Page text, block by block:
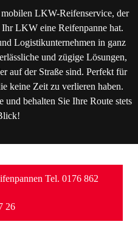
LKW-Reifenservice, der
LKW eine Reifenpanne hat.
Logistikunternehmen in ganz
und zügige Lösungen,
auf der Straße sind. Perfekt für
keine Zeit zu verlieren haben.
und behalten Sie Ihre Route stets
Tel. 0176 862
26